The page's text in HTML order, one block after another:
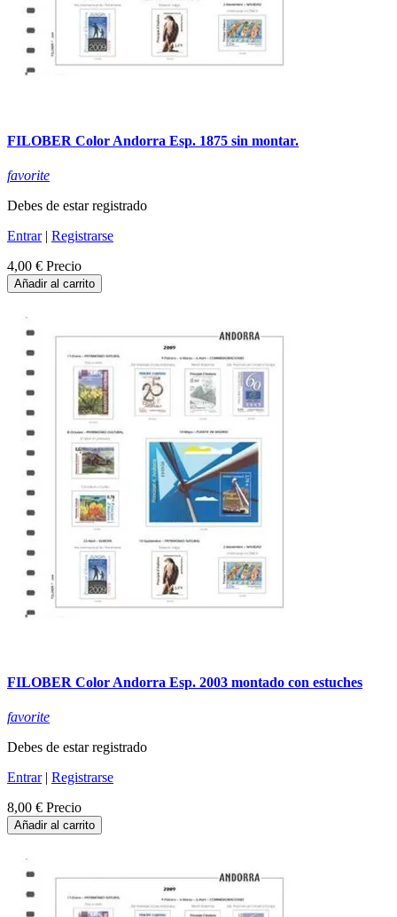
FILOBER Color Andorra Esp. 1875 sin montar.
favorite
Debes de estar registrado
Entrar| Registrarse
4,00 € Precio
Añadir al carrito
FILOBER Color Andorra Esp. 2003 montado con estuches
favorite
Debes de estar registrado
Entrar| Registrarse
8,00 € Precio
Añadir al carrito